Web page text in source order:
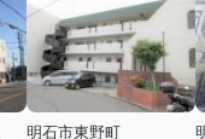
明石市東野町